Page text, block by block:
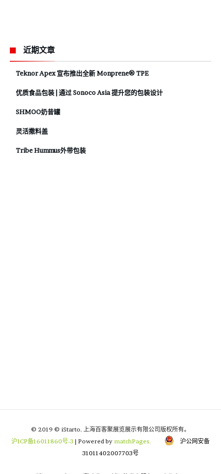
近期文章
Teknor Apex 宣布推出全新 Monprene® TPE
优质食品包装 | 通过 Sonoco Asia 提升您的包装设计
SHMOO奶昔罐
灵活撒料盖
Tribe Hummus外带包装
© 2019 © iStarto. 上海百客聚展览展示有限公司版权所有。
沪ICP备16011860号-3 | Powered by matchPages.
沪公网安备
31011402007703号